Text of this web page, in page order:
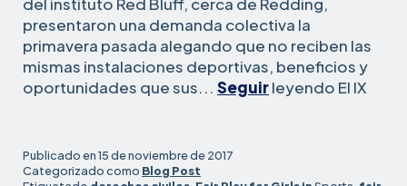
presentaron una demanda colectiva la
primavera pasada alegando que no reciben las
mismas instalaciones deportivas, beneficios y
oportunidades que sus... Seguirleyendo El IX
Publicado en15 de noviembre de 2017
Categorizado como Blog Post